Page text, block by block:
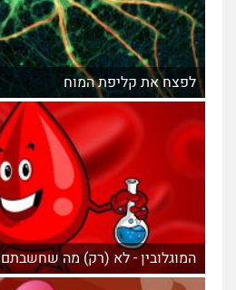
לפצח את קליפת המוח
המוגלובין - לא (רק) מה שחשבתם